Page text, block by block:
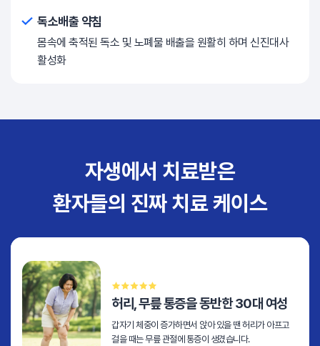
독소배출 약침
몸속에 축적된 독소 및 노폐물 배출을 원활히 하며 신진대사
활성화
자생에서 치료받은
환자들의 진짜 치료 케이스
허리, 무릎 통증을 동반한 30대 여성
갑자기 체중이 증가하면서 앉아 있을 땐 허리가 아프고
걸을 때는 무릎 관절에 통증이 생겼습니다.